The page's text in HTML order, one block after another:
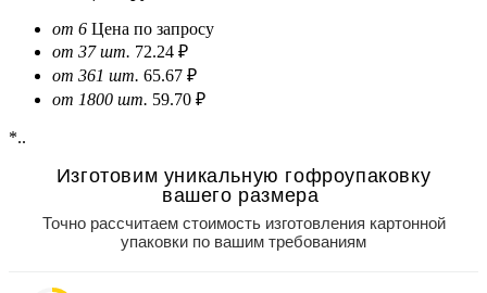
от 6 Цена по запросу
от 37 шт. 72.24 ₽
от 361 шт. 65.67 ₽
от 1800 шт. 59.70 ₽
*..
Изготовим уникальную гофроупаковку
вашего размера
Точно рассчитаем стоимость изготовления картонной
упаковки по вашим требованиям